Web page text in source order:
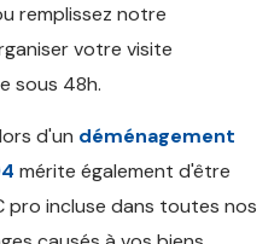
remplissez notre
votre visite
sous 48h.
d'un déménagement
mérite également d'être
pro incluse dans toutes nos